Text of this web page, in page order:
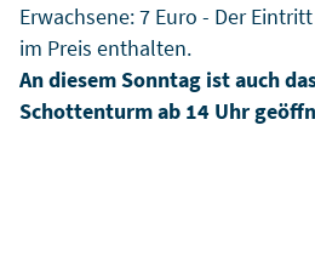
Erwachsene: 7 Euro - Der
im Preis enthalten.
An diesem Sonntag ist auch
Schottenturm ab 14 Uhr